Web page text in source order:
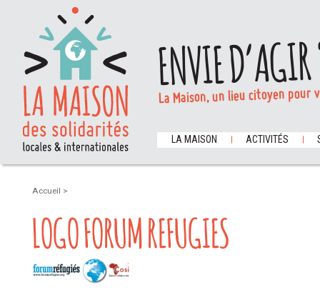
ENVIE
La Maison, un lieu citoyen
LA MAISON ACTIVITÉS
Accueil >
LOGO FORUM REFUGIES